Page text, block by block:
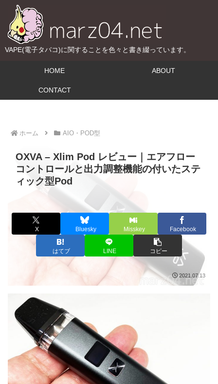
VAPE(電子タバコ)に関することを色々と書き綴っています。
HOME ABOUT
CONTACT
ホーム AIO・POD型
OXVA – Xlim Pod レビュー｜エアフロー
コントロールと出力調整機能の付いたステ
ィック型Pod
X Bluesky Misskey Facebook
はてブ LINE コピー
2021.07.13